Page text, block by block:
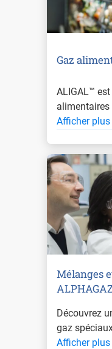
Gaz
ALIGAL™
alimentaires
Afficher plus
Mélanges
Découvrez
gaz
Afficher plus